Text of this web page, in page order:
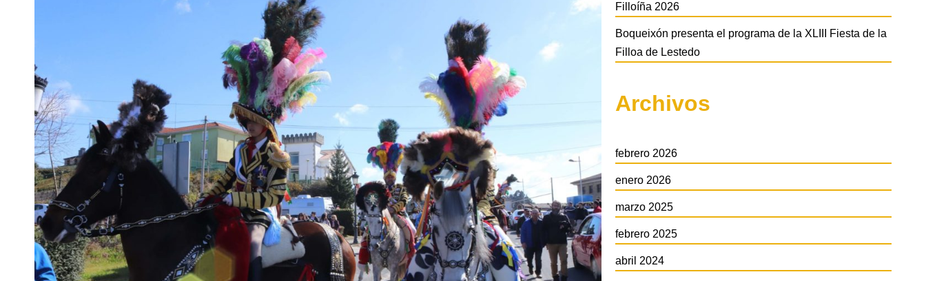
Filloíña 2026
Boqueixón presenta el programa de la XLIII Fiesta de la
Filloa de Lestedo
Archivos
febrero 2026
enero 2026
marzo 2025
febrero 2025
abril 2024